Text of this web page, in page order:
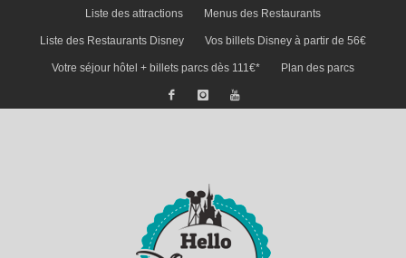
Liste des attractions Menus des Restaurants
Liste des Restaurants Disney Vos billets Disney à partir de 56€
Votre séjour hôtel + billets parcs dès 111€* Plan des parcs